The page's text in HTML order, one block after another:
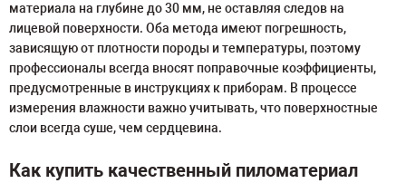
материала на глубине до 30 мм, не оставляя следов на
лицевой поверхности. Оба метода имеют погрешность,
зависящую от плотности породы и температуры, поэтому
профессионалы всегда вносят поправочные коэффициенты,
предусмотренные в инструкциях к приборам. В процессе
измерения влажности важно учитывать, что поверхностные
слои всегда суше, чем сердцевина.
Как купить качественный пиломатериал